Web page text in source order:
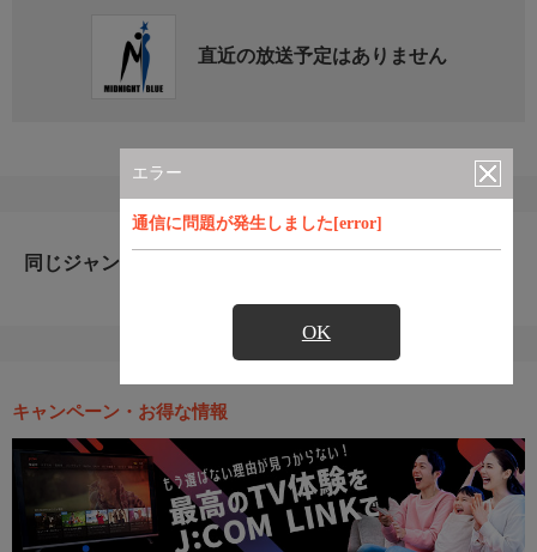
エラー
通信に問題が発生しました[error]
OK
直近の放送予定はありません
同じジャンルのおすすめ番組
キャンペーン・お得な情報